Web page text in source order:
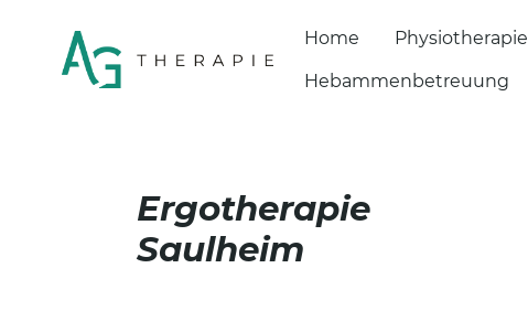
Home Physiotherapie
Hebammenbetreuung
Ergotherapie
Saulheim